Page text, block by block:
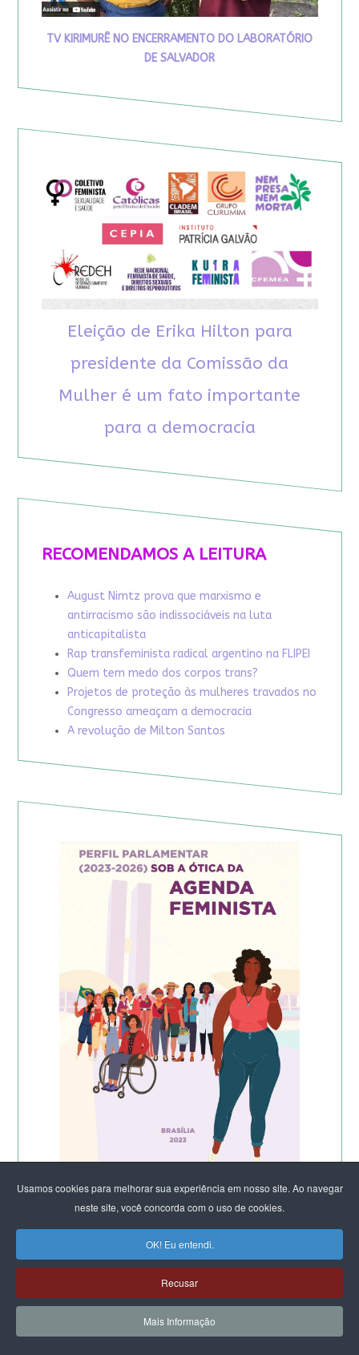
Usamos cookies para melhorar sua experiência em nosso site. Ao navegar
neste site, você concorda com o uso de cookies.
OK! Eu entendi.
Recusar
Mais Informação
TV KIRIMURÊ NO ENCERRAMENTO DO LABORATÓRIO
DE SALVADOR
Eleição de Erika Hilton para
presidente da Comissão da
Mulher é um fato importante
para a democracia
RECOMENDAMOS A LEITURA
August Nimtz prova que marxismo e
antirracismo são indissociáveis na luta
anticapitalista
Rap transfeminista radical argentino na FLIPEI
Quem tem medo dos corpos trans?
Projetos de proteção às mulheres travados no
Congresso ameaçam a democracia
A revolução de Milton Santos